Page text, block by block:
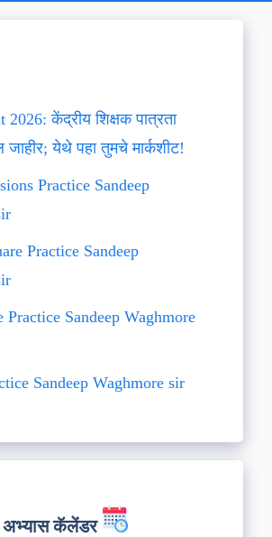
केंद्रीय शिक्षक पात्रता
जाहीर; येथे पहा तुमचे मार्कशीट!
Practice Sandeep
Practice Sandeep
Practice Sandeep Waghmore
Sandeep Waghmore sir
अभ्यास कॅलेंडर